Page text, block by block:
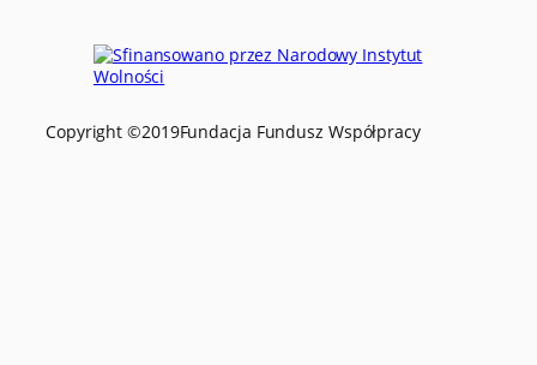
Copyright ©2019Fundacja Fundusz Współpracy